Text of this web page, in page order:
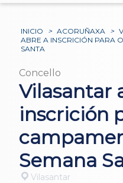
INICIO > ACORUÑAXA >
ABRE A INSCRICIÓN PARA
SANTA
Concello
Vilasantar
inscrición
Semana
Vilasantar